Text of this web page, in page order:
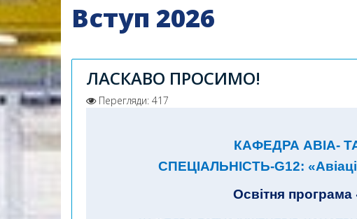
Вступ 2026
ЛАСКАВО ПРОСИМО!
Перегляди: 417
КАФЕДРА АВІА-
СПЕЦІАЛЬНІСТЬ-G12:
Освітня програма